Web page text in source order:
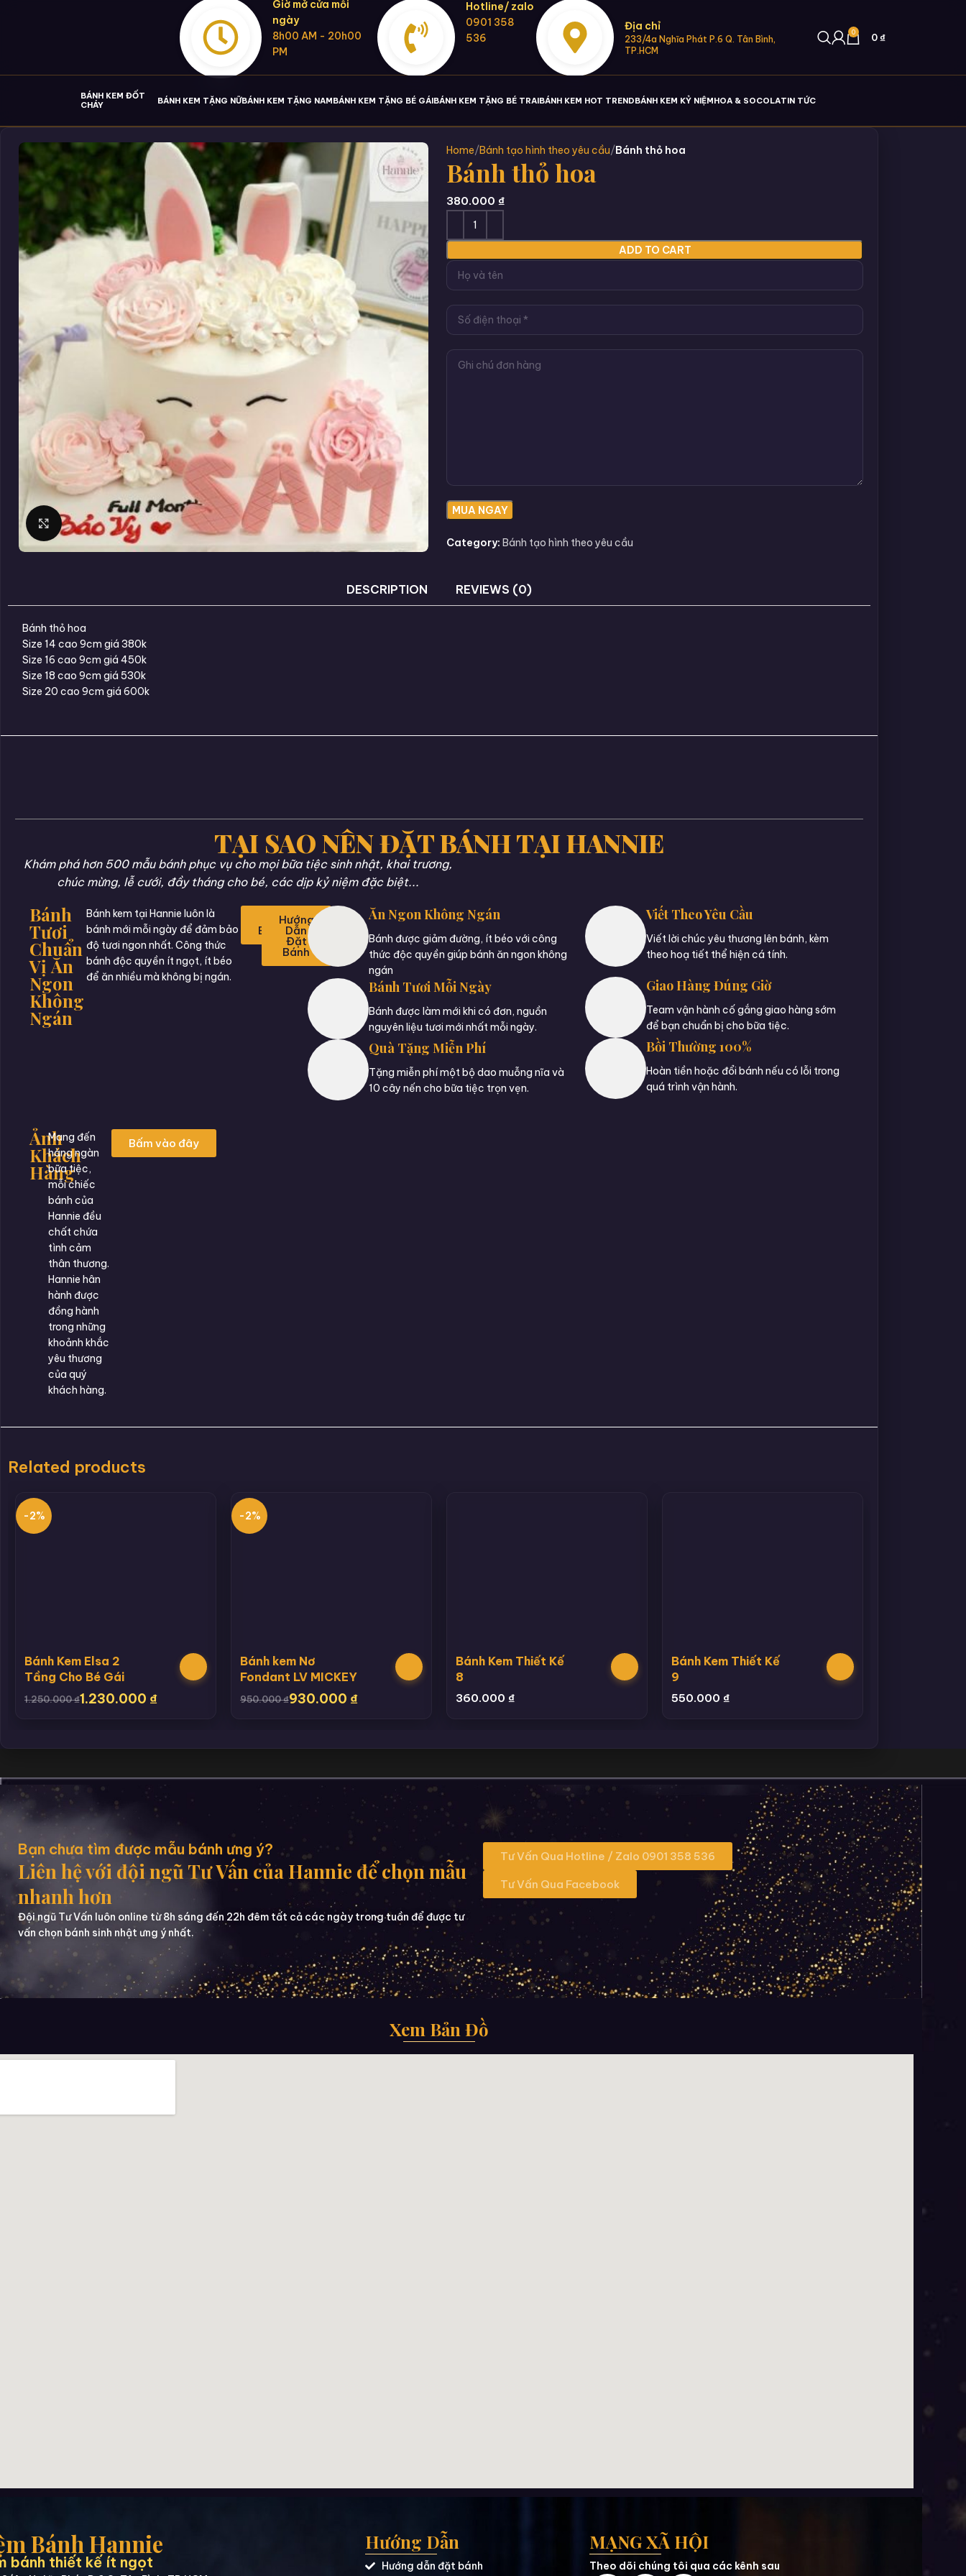
Giờ mở cửa mỗi
ngày
8h00 AM - 20h00
PM
Hotline/ zalo
0901 358
536
Địa chỉ
233/4a Nghĩa Phát P.6 Q. Tân Bình,
TP.HCM
0 0₫
BÁNH KEM ĐỐT
CHÁY
BÁNH KEM TẶNG NỮBÁNH KEM TẶNG NAMBÁNH KEM TẶNG BÉ GÁIBÁNH KEM TẶNG BÉ TRAIBÁNH KEM HOT TRENDBÁNH KEM KỶ NIỆMHOA & SOCOLATIN TỨC
Click to enlarge
Home Bánh tạo hình theo yêu cầu Bánh thỏ hoa
Bánh thỏ hoa
380.000 ₫
ADD TO CART
Category: Bánh tạo hình theo yêu cầu
DESCRIPTION REVIEWS (0)
Bánh thỏ hoa
Size 14 cao 9cm giá 380k
Size 16 cao 9cm giá 450k
Size 18 cao 9cm giá 530k
Size 20 cao 9cm giá 600k
TẠI SAO NÊN ĐẶT BÁNH TẠI HANNIE
Khám phá hơn 500 mẫu bánh phục vụ cho mọi bữa tiệc sinh nhật, khai trương,
chúc mừng, lễ cưới, đầy tháng cho bé, các dịp kỷ niệm đặc biệt...
Bánh
Tươi
Chuẩn
Vị Ăn
Ngon
Không
Ngán
Bánh kem tại Hannie luôn là
bánh mới mỗi ngày để đảm bảo
độ tươi ngon nhất. Công thức
bánh độc quyền ít ngọt, ít béo
để ăn nhiều mà không bị ngán.
Đặt
Bánh
Hướng
Dẫn
Đặt
Bánh
Ăn Ngon Không Ngán
Bánh được giảm đường, ít béo với công
thức độc quyền giúp bánh ăn ngon không
ngán
Bánh Tươi Mỗi Ngày
Bánh được làm mới khi có đơn, nguồn
nguyên liệu tươi mới nhất mỗi ngày.
Quà Tặng Miễn Phí
Tặng miễn phí một bộ dao muỗng nĩa và
10 cây nến cho bữa tiệc trọn vẹn.
Viết Theo Yêu Cầu
Viết lời chúc yêu thương lên bánh, kèm
theo hoạ tiết thể hiện cá tính.
Giao Hàng Đúng Giờ
Team vận hành cố gắng giao hàng sớm
để bạn chuẩn bị cho bữa tiệc.
Bồi Thường 100%
Hoàn tiền hoặc đổi bánh nếu có lỗi trong
quá trình vận hành.
Ảnh
Khách
Hàng
Mang đến
hàng ngàn
bữa tiệc,
mỗi chiếc
bánh của
Hannie đều
chất chứa
tình cảm
thân thương.
Hannie hân
hành được
đồng hành
trong những
khoảnh khắc
yêu thương
của quý
khách hàng.
Bấm vào đây
Related products
-2%
Bánh Kem Elsa 2
Tầng Cho Bé Gái
1.250.000₫1.230.000 ₫
-2%
Bánh kem Nơ
Fondant LV MICKEY
950.000₫930.000 ₫
Bánh Kem Thiết Kế
8
360.000 ₫
Bánh Kem Thiết Kế
9
550.000 ₫
Bạn chưa tìm được mẫu bánh ưng ý?
Liên hệ với đội ngũ Tư Vấn của Hannie để chọn mẫu
nhanh hơn
Đội ngũ Tư Vấn luôn online từ 8h sáng đến 22h đêm tất cả các ngày trong tuần để được tư
vấn chọn bánh sinh nhật ưng ý nhất.
Tư Vấn Qua Hotline / Zalo 0901 358 536
Tư Vấn Qua Facebook
Xem Bản Đồ
Bánh Hannie
bánh thiết kế ít ngọt
Hướng Dẫn
Hướng dẫn đặt bánh
MẠNG XÃ HỘI
Theo dõi chúng tôi qua các kênh sau